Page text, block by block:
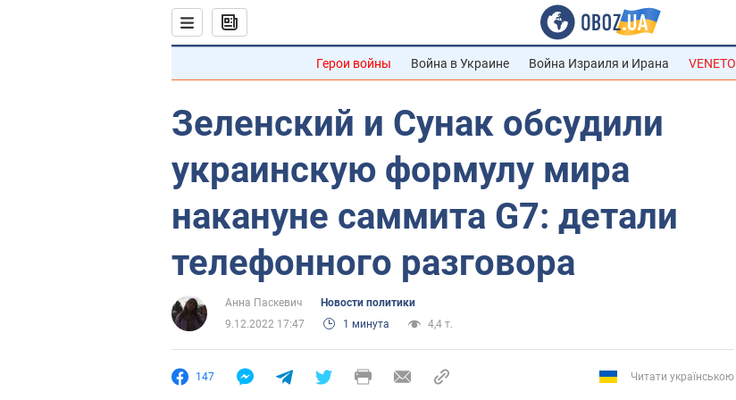
Герои войны Война в Украине Война Израиля и Ирана VENETO
Зеленский и Сунак обсудили
украинскую формулу мира
накануне саммита G7: детали
телефонного разговора
Анна Паскевич
Новости политики
9.12.2022 17:47
1 минута 4,4 т.
147 Читати українською